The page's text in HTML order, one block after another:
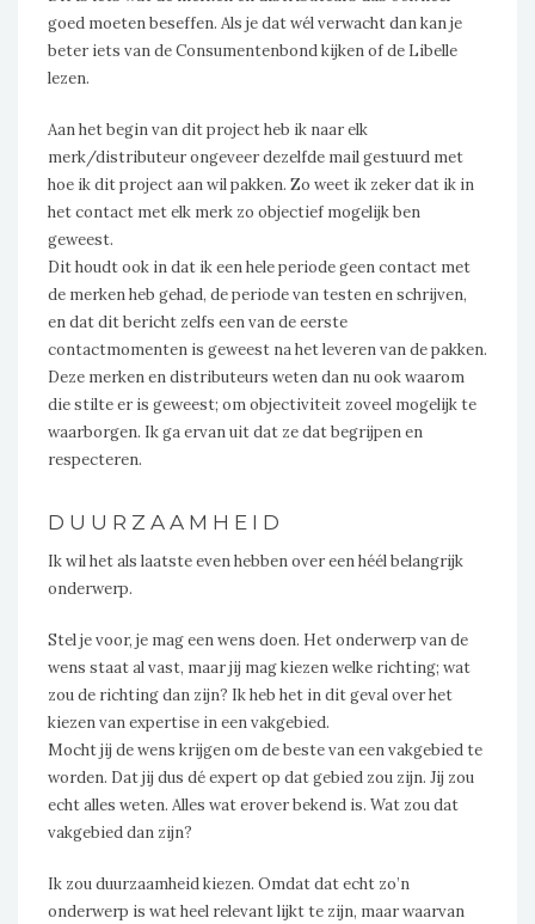
goed moeten beseffen. Als je dat wél verwacht dan kan je
beter iets van de Consumentenbond kijken of de Libelle
lezen.
Aan het begin van dit project heb ik naar elk
merk/distributeur ongeveer dezelfde mail gestuurd met
hoe ik dit project aan wil pakken. Zo weet ik zeker dat ik in
het contact met elk merk zo objectief mogelijk ben
geweest.
Dit houdt ook in dat ik een hele periode geen contact met
de merken heb gehad, de periode van testen en schrijven,
en dat dit bericht zelfs een van de eerste
contactmomenten is geweest na het leveren van de pakken.
Deze merken en distributeurs weten dan nu ook waarom
die stilte er is geweest; om objectiviteit zoveel mogelijk te
waarborgen. Ik ga ervan uit dat ze dat begrijpen en
respecteren.
DUURZAAMHEID
Ik wil het als laatste even hebben over een héél belangrijk
onderwerp.
Stel je voor, je mag een wens doen. Het onderwerp van de
wens staat al vast, maar jij mag kiezen welke richting; wat
zou de richting dan zijn? Ik heb het in dit geval over het
kiezen van expertise in een vakgebied.
Mocht jij de wens krijgen om de beste van een vakgebied te
worden. Dat jij dus dé expert op dat gebied zou zijn. Jij zou
echt alles weten. Alles wat erover bekend is. Wat zou dat
vakgebied dan zijn?
Ik zou duurzaamheid kiezen. Omdat dat echt zo’n
onderwerp is wat heel relevant lijkt te zijn, maar waarvan